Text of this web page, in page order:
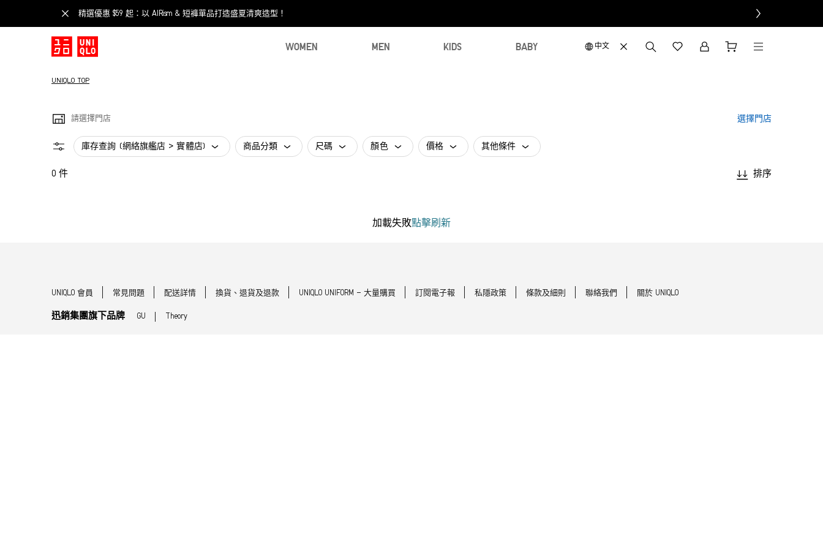
精選優惠 $59 起：以 AIRism & 短褲單品打造盛夏清爽造型！
WOMEN MEN KIDS BABY 中文
UNIQLO TOP
請選擇門店 選擇門店
庫存查詢 (網絡旗艦店 > 實體店) 商品分類 尺碼 顏色 價格 其他條件
0 件 排序
加載失敗點擊刷新
UNIQLO 會員 常見問題 配送詳情 換貨、退貨及退款 UNIQLO UNIFORM - 大量購買 訂閱電子報 私隱政策 條款及細則 聯絡我們 關於 UNIQLO
迅銷集團旗下品牌 GU Theory